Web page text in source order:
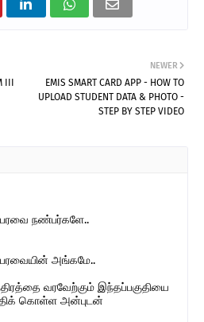
NEWER
EMIS SMART CARD APP - HOW TO
UPLOAD STUDENT DATA & PHOTO -
STEP BY STEP VIDEO
III
நண்பர்களே..
அங்கமே..
வரவேற்கும் இந்தப்பகுதியை
கொள்ள அன்புடன்